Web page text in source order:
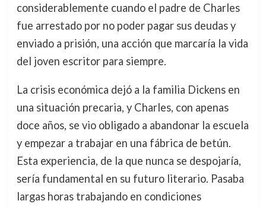
considerablemente cuando el padre de Charles
fue arrestado por no poder pagar sus deudas y
enviado a prisión, una acción que marcaría la vida
del joven escritor para siempre.
La crisis económica dejó a la familia Dickens en
una situación precaria, y Charles, con apenas
doce años, se vio obligado a abandonar la escuela
y empezar a trabajar en una fábrica de betún.
Esta experiencia, de la que nunca se despojaría,
sería fundamental en su futuro literario. Pasaba
largas horas trabajando en condiciones